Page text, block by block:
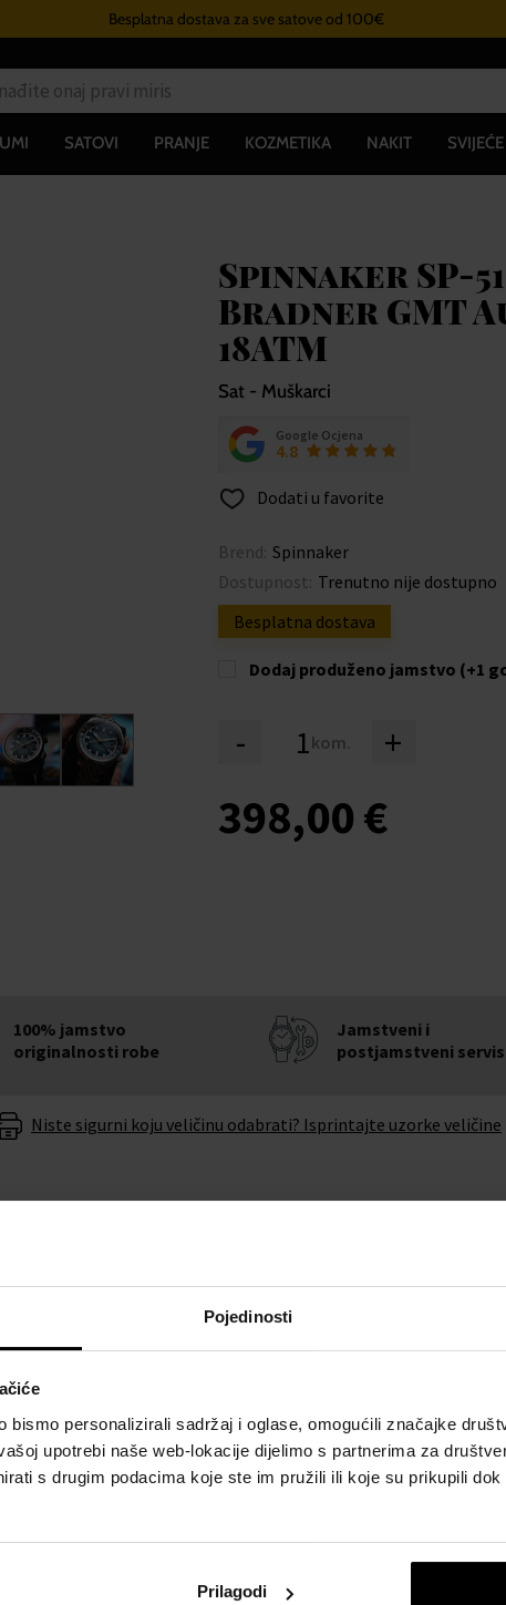
Pojedinosti
bismo personalizirali sadržaj i oglase, omogućili značajke
upotrebi naše web-lokacije dijelimo s partnerima za
s drugim podacima koje ste im pružili ili koje su prikupili
Prilagodi
Besplatna dostava za sve satove od 100€
SATOVI PRANJE KOZMETIKA NAKIT SVIJEĆE
Spinnaker SP-
Bradner GMT
18ATM
Sat - Muškarci
Google Ocjena
4.8
Dodati u favorite
Brend: Spinnaker
Dostupnost: Trenutno nije dostupno
Besplatna dostava
Dodaj produženo jamstvo (+1
- kom. +
398,00 €
100% jamstvo
originalnosti robe
Jamstveni i
postjamstveni servis
Niste sigurni koju veličinu odabrati? Isprintajte uzorke veličine
GMT Automatic 42mm
kvalitetnu izradu iz
ćete pogriješiti.
baterije u roku od 6
O BRENDU